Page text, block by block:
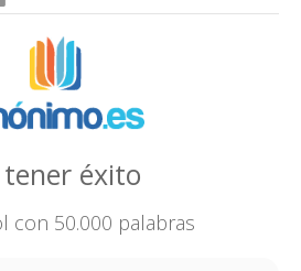
éxito
con 50.000 palabras